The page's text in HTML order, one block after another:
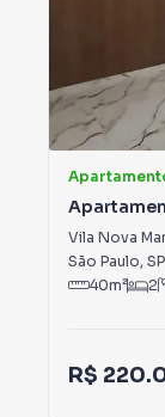
Vila Nova
São Paulo, SP
40m² 2
R$